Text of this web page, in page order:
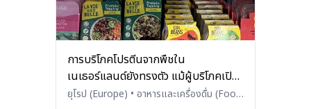
การบริโภคโปรตีนจากพืชใน
เนเธอร์แลนด์ยังทรงตัว แม้ผู้บริโภคเปิด
รับมากขึ้น
ยุโรป (Europe) • อาหารและเครื่องดื่ม (Food